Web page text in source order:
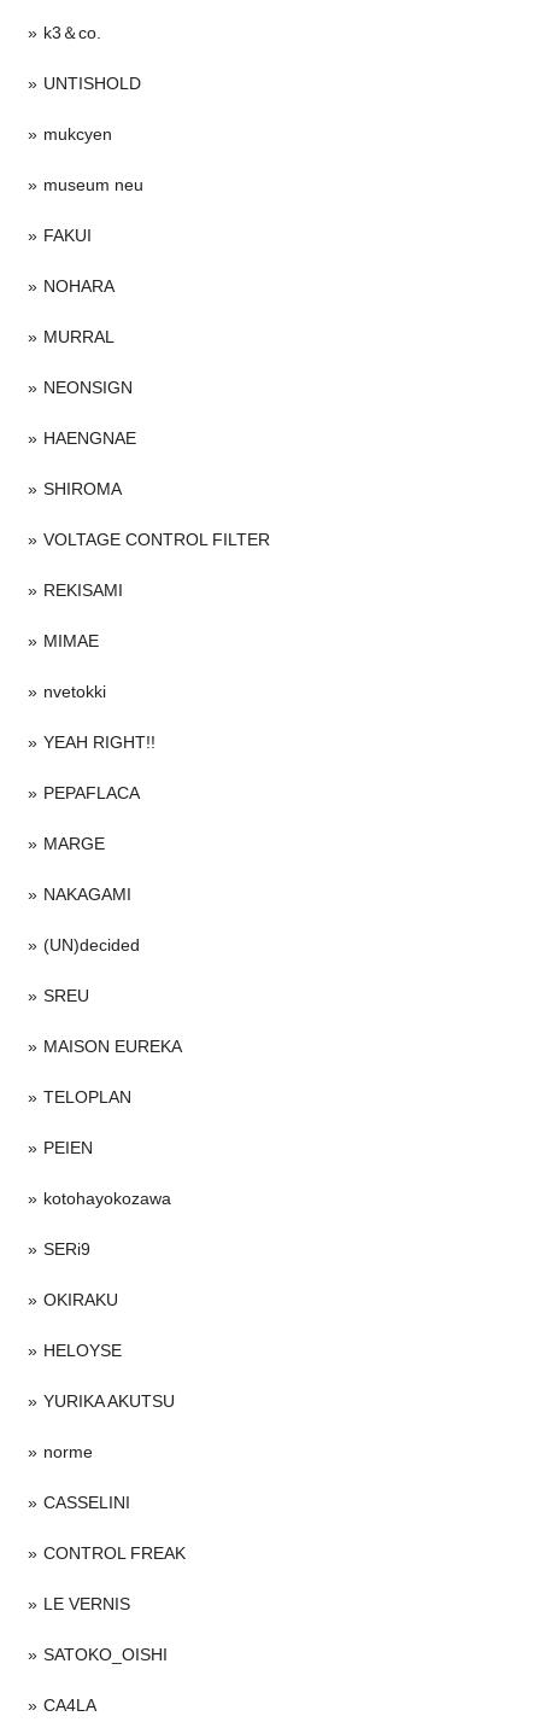
k3＆co.
UNTISHOLD
mukcyen
museum neu
FAKUI
NOHARA
MURRAL
NEONSIGN
HAENGNAE
SHIROMA
VOLTAGE CONTROL FILTER
REKISAMI
MIMAE
nvetokki
YEAH RIGHT!!
PEPAFLACA
MARGE
NAKAGAMI
(UN)decided
SREU
MAISON EUREKA
TELOPLAN
PEIEN
kotohayokozawa
SERi9
OKIRAKU
HELOYSE
YURIKA AKUTSU
norme
CASSELINI
CONTROL FREAK
LE VERNIS
SATOKO_OISHI
CA4LA